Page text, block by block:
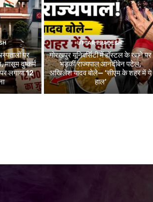
पर
मासूम दुष्कर्म
लगाया 12
UTTAR PRADESH
गोरखपुर यूनिवर्सिटी में हॉस्टल के खाने पर
भड़कीं राज्यपाल आनंदीबेन पटेल,
अखिलेश यादव बोले— ‘सीएम के शहर में ये
हाल’